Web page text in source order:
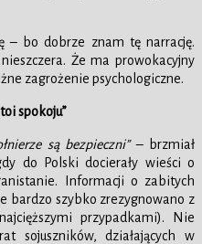
– bo dobrze znam tę narrację.
Że ma prowokacyjny
zagrożenie psychologiczne.
spokoju”
są bezpieczni”– brzmiał
do Polski docierały wieści o
Informacji o zabitych
bardzo szybko zrezygnowano z
przypadkami). Nie
sojuszników, działających w